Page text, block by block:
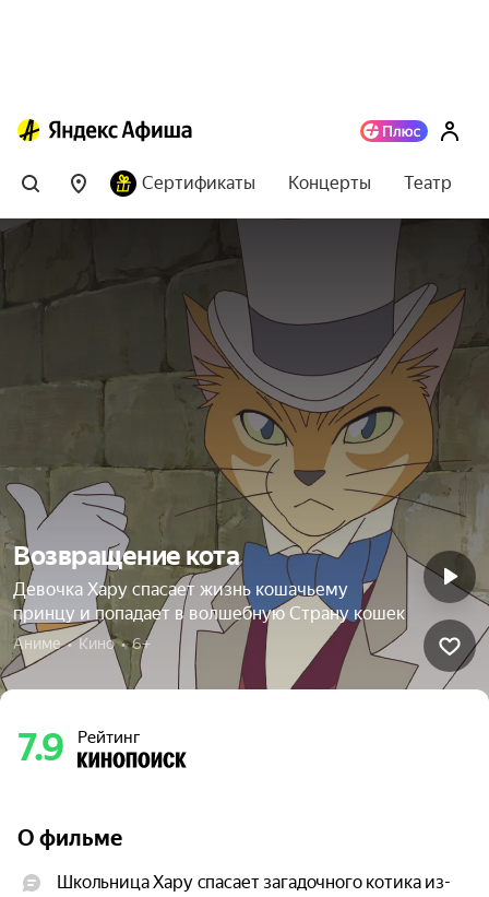
Сертификаты Концерты Театр
Возвращение кота
Девочка Хару спасает жизнь кошачьему
принцу и попадает в волшебную Страну кошек
Аниме  •  Кино  •  6+
7.9 Рейтинг
О фильме
Школьница Хару спасает загадочного котика из-